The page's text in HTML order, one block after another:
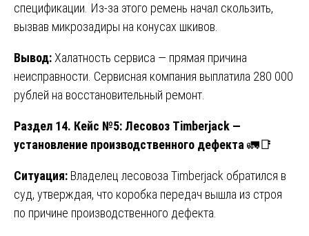
спецификации. Из-за этого ремень начал скользить,
вызвав микрозадиры на конусах шкивов.
Вывод:Халатность сервиса — прямая причина
неисправности. Сервисная компания выплатила 280 000
рублей на восстановительный ремонт.
Раздел 14. Кейс №5: Лесовоз Timberjack —
установление производственного дефекта🚛📑
Ситуация: Владелец лесовоза Timberjack обратился в
суд, утверждая, что коробка передач вышла из строя
по причине производственного дефекта.